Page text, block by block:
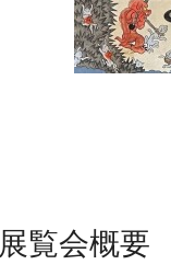
展覧会概要